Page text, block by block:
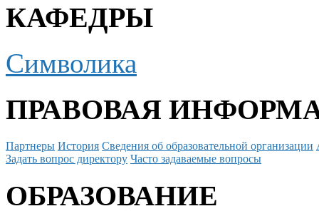
КАФЕДРЫ
Символика
ПРАВОВАЯ
Партнеры История Сведения об образовательной организации
Задать вопрос директору Часто задаваемые вопросы
ОБРАЗОВАНИЕ